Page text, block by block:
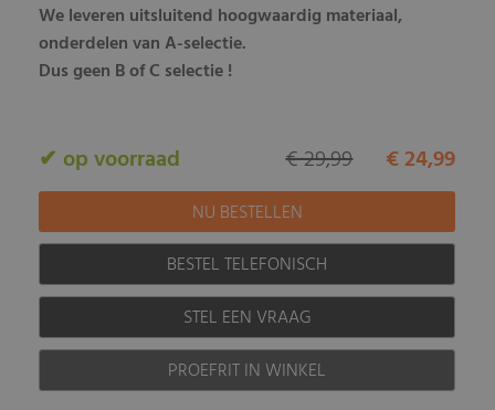
We leveren uitsluitend hoogwaardig materiaal,
onderdelen van A-selectie.
Dus geen B of C selectie !
✔ op voorraad € 24,99
€ 29,99
BESTEL TELEFONISCH
STEL EEN VRAAG
PROEFRIT IN WINKEL